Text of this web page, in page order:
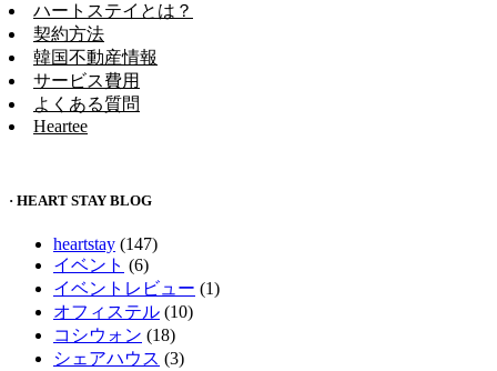
ハートステイとは？
契約方法
韓国不動産情報
サービス費用
よくある質問
Heartee
· HEART STAY BLOG
heartstay (147)
イベント (6)
イベントレビュー (1)
オフィステル (10)
コシウォン (18)
シェアハウス (3)